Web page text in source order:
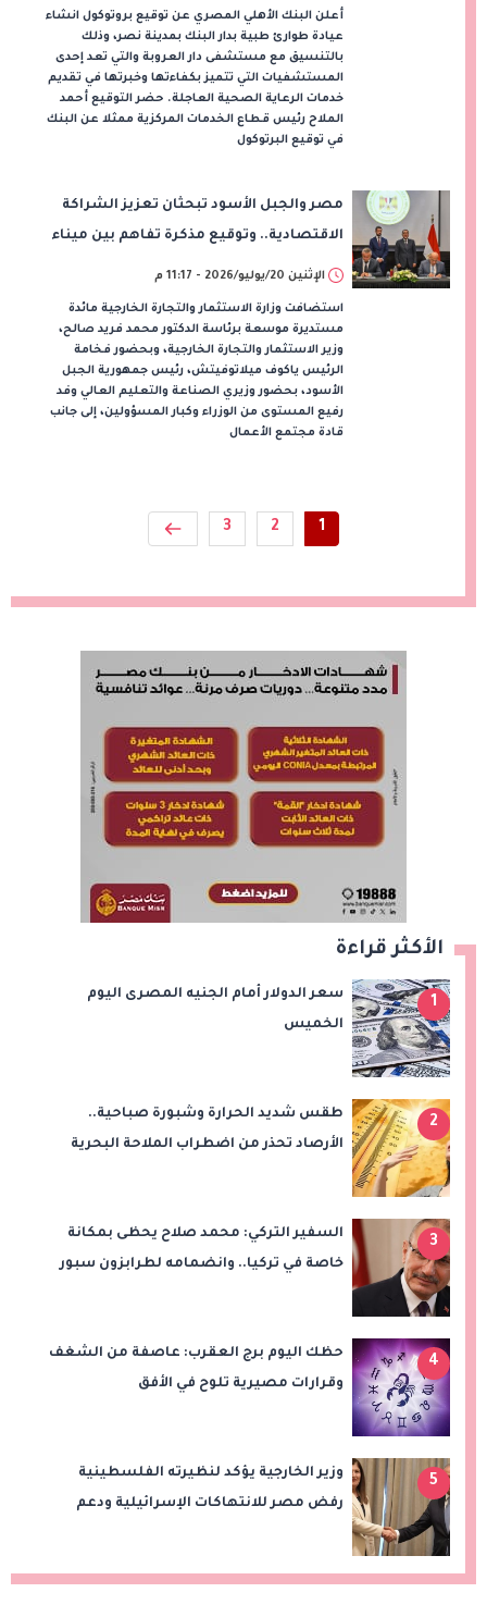
أعلن البنك الأهلي المصري عن توقيع بروتوكول انشاء
عيادة طوارئ طبية بدار البنك بمدينة نصر، وذلك
بالتنسيق مع مستشفى دار العروبة والتي تعد إحدى
المستشفيات التي تتميز بكفاءتها وخبرتها في تقديم
خدمات الرعاية الصحية العاجلة. حضر التوقيع أحمد
الملاح رئيس قطاع الخدمات المركزية ممثلا عن البنك
في توقيع البرتوكول
مصر والجبل الأسود تبحثان تعزيز الشراكة
الاقتصادية.. وتوقيع مذكرة تفاهم بين ميناء
الإسكندرية وموانئ مونتينيجرو
الإثنين 20/يوليو/2026 - 11:17 م
استضافت وزارة الاستثمار والتجارة الخارجية مائدة
مستديرة موسعة برئاسة الدكتور محمد فريد صالح،
وزير الاستثمار والتجارة الخارجية، وبحضور فخامة
الرئيس ياكوف ميلاتوفيتش، رئيس جمهورية الجبل
الأسود، بحضور وزيري الصناعة والتعليم العالي وفد
رفيع المستوى من الوزراء وكبار المسؤولين، إلى جانب
قادة مجتمع الأعمال
1
2
3
الأكثر قراءة
1
سعر الدولار أمام الجنيه المصرى اليوم
الخميس
2
طقس شديد الحرارة وشبورة صباحية..
الأرصاد تحذر من اضطراب الملاحة البحرية
3
السفير التركي: محمد صلاح يحظى بمكانة
خاصة في تركيا.. وانضمامه لطرابزون سبور
4
حظك اليوم برج العقرب: عاصفة من الشغف
وقرارات مصيرية تلوح في الأفق
5
وزير الخارجية يؤكد لنظيرته الفلسطينية
رفض مصر للانتهاكات الإسرائيلية ودعم